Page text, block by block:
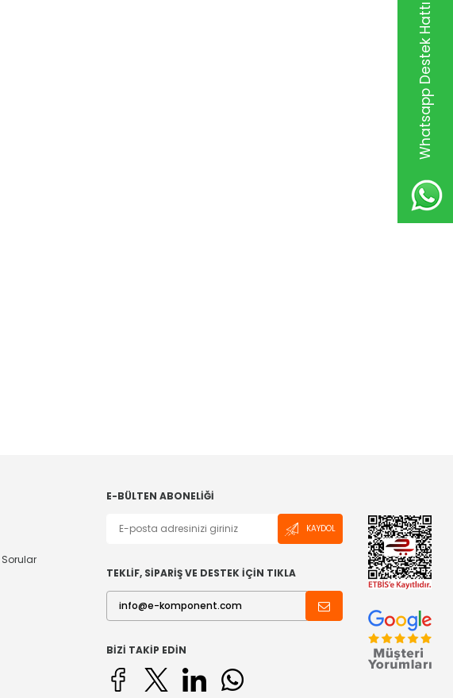
Whatsapp Destek Hattı
Sorular
E-BÜLTEN ABONELIĞI
KAYDOL
TEKLİF, SİPARİŞ VE DESTEK İÇİN TIKLA
BIZI TAKIP EDIN